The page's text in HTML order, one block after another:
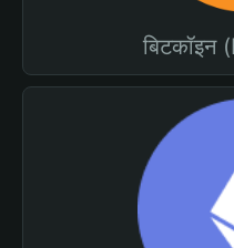
बिटकॉइन